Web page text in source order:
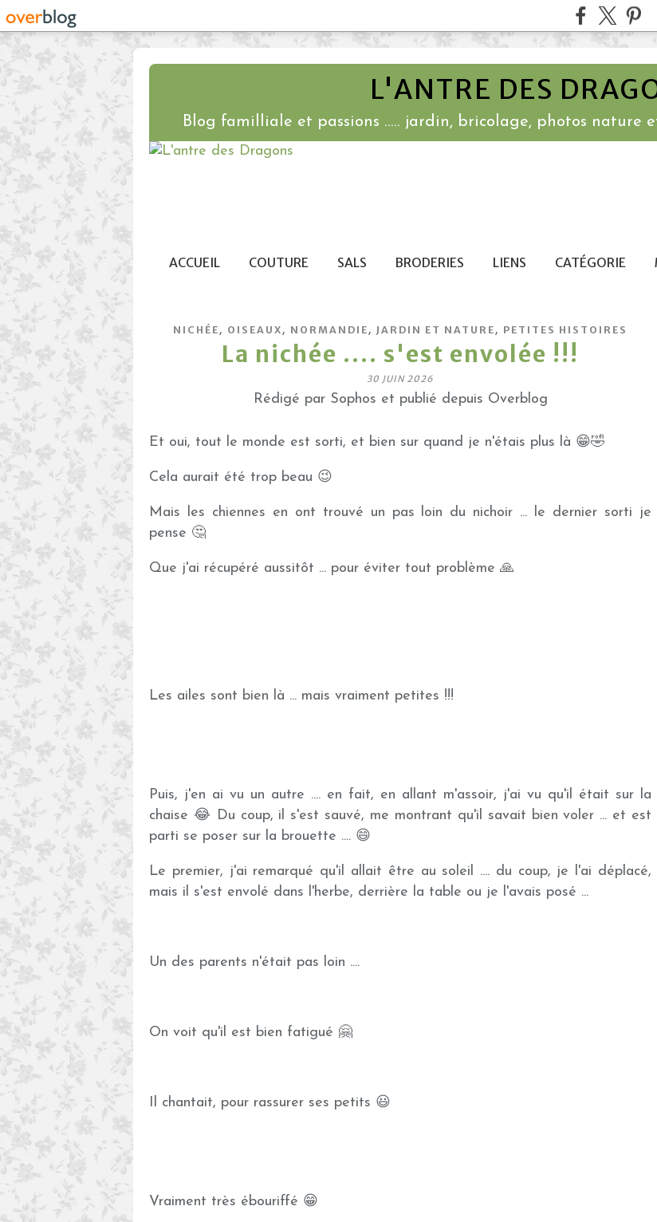
L'ANTRE DES
Blog familliale et passions ..... jardin, bricolage, photos nature
ACCUEIL COUTURE SALS BRODERIES LIENS CATÉGORIE
NICHÉE, OISEAUX, NORMANDIE, JARDIN ET NATURE, PETITES HISTOIRES
La nichée .... s'est envolée !!!
30 JUIN 2026
Rédigé par Sophos et publié depuis Overblog
Et oui, tout le monde est sorti, et bien sur quand je n'étais plus là 😁🤣
Cela aurait été trop beau 😉
Mais les chiennes en ont trouvé un pas loin du nichoir ... le dernier sorti je
pense 🤔
Que j'ai récupéré aussitôt ... pour éviter tout problème 🙏
Les ailes sont bien là ... mais vraiment petites !!!
Puis, j'en ai vu un autre .... en fait, en allant m'assoir, j'ai vu qu'il était sur la
chaise 😂 Du coup, il s'est sauvé, me montrant qu'il savait bien voler ... et est
parti se poser sur la brouette .... 😄
Le premier, j'ai remarqué qu'il allait être au soleil .... du coup, je l'ai déplacé,
mais il s'est envolé dans l'herbe, derrière la table ou je l'avais posé ...
Un des parents n'était pas loin ....
On voit qu'il est bien fatigué 🤗
Il chantait, pour rassurer ses petits 😃
Vraiment très ébouriffé 😁